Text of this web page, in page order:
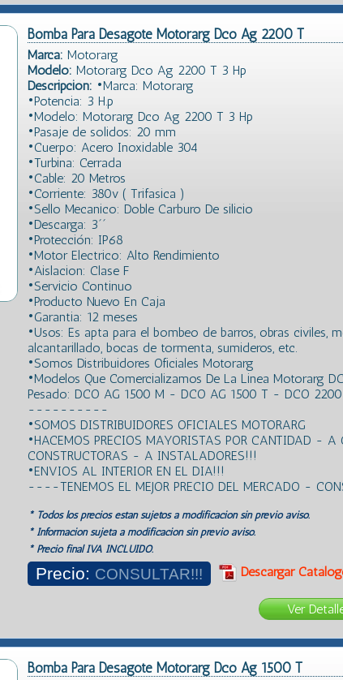
Bomba Para Desagote Motorarg Dco Ag 2200 T
Marca: Motorarg
Modelo: Motorarg Dco Ag 2200 T 3 Hp
Descripción: •Marca: Motorarg
•Potencia: 3 H.p
•Modelo: Motorarg Dco Ag 2200 T 3 Hp
•Pasaje de solidos: 20 mm
•Cuerpo: Acero Inoxidable 304
•Turbina: Cerrada
•Cable: 20 Metros
•Corriente: 380v ( Trifasica )
•Sello Mecanico: Doble Carburo De silicio
•Descarga: 3´´
•Protección: IP68
•Motor Electrico: Alto Rendimiento
•Aislacion: Clase F
•Servicio Continuo
•Producto Nuevo En Caja
•Garantia: 12 meses
•Usos: Es apta para el bombeo de barros, obras civiles,
alcantarillado, bocas de tormenta, sumideros, etc.
•Somos Distribuidores Oficiales Motorarg
•Modelos Que Comercializamos De La Linea Motorarg
Pesado: DCO AG 1500 M - DCO AG 1500 T - DCO
----------
•SOMOS DISTRIBUIDORES OFICIALES MOTORARG
•HACEMOS PRECIOS MAYORISTAS POR CANTIDAD - A
CONSTRUCTORAS - A INSTALADORES!!!
•ENVIOS AL INTERIOR EN EL DIA!!!
----TENEMOS EL MEJOR PRECIO DEL MERCADO -
* Todos los precios estan sujetos a modificación sin previo aviso.
* Información sujeta a modificación sin previo aviso.
* Precio final IVA INCLUIDO.
Precio: CONSULTAR!!! Descargar
Ver
Bomba Para Desagote Motorarg Dco Ag 1500 T